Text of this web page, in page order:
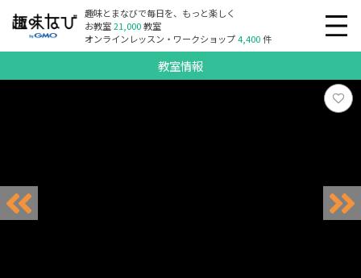
趣味とまなびで毎日を、もっと楽しく
お教室21,000教室
オンラインレッスン・ワークショップ4,400件
教室情報